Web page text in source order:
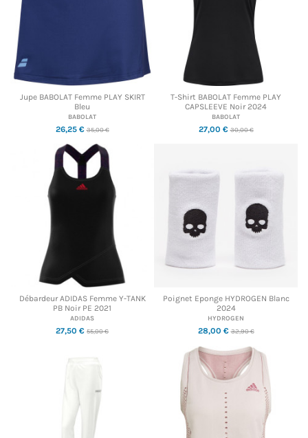
Jupe BABOLAT Femme PLAY SKIRT
Bleu
BABOLAT
26,25 €35,00 €
T-Shirt BABOLAT Femme PLAY
CAPSLEEVE Noir 2024
BABOLAT
27,00 €30,00 €
Débardeur ADIDAS Femme Y-TANK
PB Noir PE 2021
ADIDAS
27,50 € 55,00 €
Poignet Eponge HYDROGEN Blanc
2024
HYDROGEN
28,00 €32,90 €